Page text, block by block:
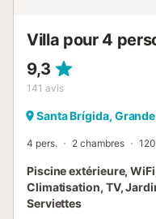
Villa pour 4
9,3
141 avis
Santa Brígida,
4 pers. 2 chambres
Piscine extérieure,
Climatisation, TV,
Serviettes